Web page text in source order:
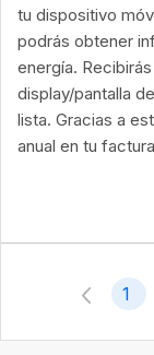
tu dispositivo
podrás obtener
energía.
display/pantalla
lista. Gracias a
anual en tu
1